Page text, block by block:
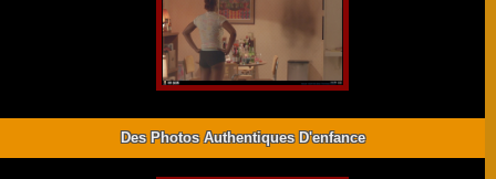
Des Photos Authentiques D'enfance